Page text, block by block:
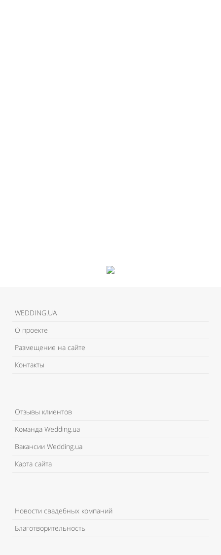
WEDDING.UA
О проекте
Размещение на сайте
Контакты
Отзывы клиентов
Команда Wedding.ua
Вакансии Wedding.ua
Карта сайта
Новости свадебных компаний
Благотворительность